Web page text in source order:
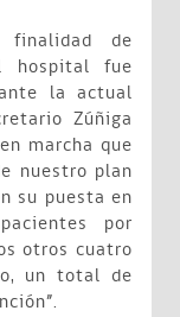
finalidad de
hospital fue
la actual
Zúñiga
marcha que
nuestro plan
su puesta en
por
otros cuatro
un total de